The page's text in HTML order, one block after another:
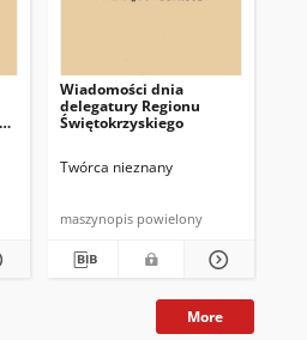
Wiadomości dnia
delegatury Regionu
Świętokrzyskiego
Twórca nieznany
maszynopis powielony
More